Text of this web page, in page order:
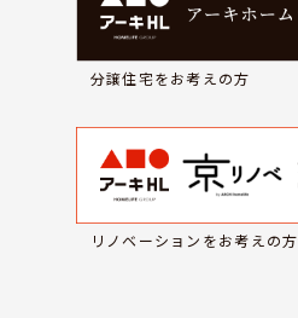
分譲住宅をお考えの方
リノベーションをお考えの方